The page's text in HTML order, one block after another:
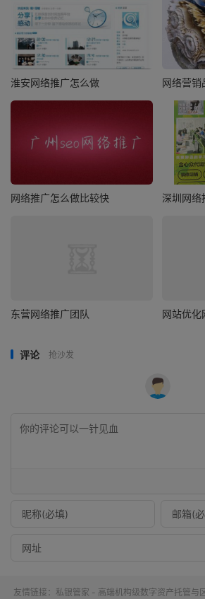
淮安网络推广怎么做 网络营销
网络推广怎么做比较快 深圳网络
东营网络推广团队 网站优化
评论 抢沙发
友情链接： 私银管家 - 高端机构级数字资产托管与